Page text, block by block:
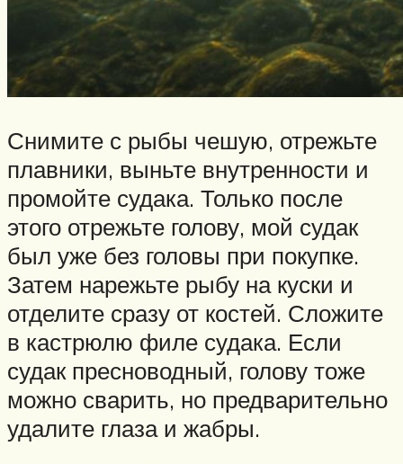
Снимите с рыбы чешую, отрежьте
плавники, выньте внутренности и
промойте судака. Только после
этого отрежьте голову, мой судак
был уже без головы при покупке.
Затем нарежьте рыбу на куски и
отделите сразу от костей. Сложите
в кастрюлю филе судака. Если
судак пресноводный, голову тоже
можно сварить, но предварительно
удалите глаза и жабры.